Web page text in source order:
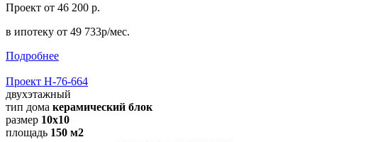
Проект от 46 200 р.
в ипотеку от 49 733р/мес.
Подробнее
Проект Н-76-664
двухэтажный
тип дома керамический блок
размер 10x10
площадь 150 м2